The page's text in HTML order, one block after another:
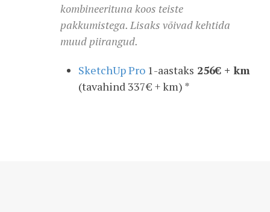
kombineerituna koos teiste
pakkumistega. Lisaks võivad kehtida
muud piirangud.
SketchUp Pro1-aastaks 256€ + km
(tavahind 337€ + km) *